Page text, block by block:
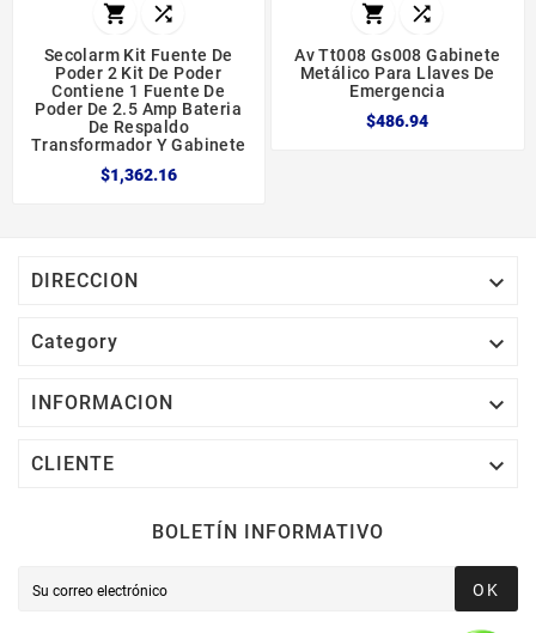
 
Secolarm Kit Fuente De
Poder 2 Kit De Poder
Contiene 1 Fuente De
Poder De 2.5 Amp Bateria
De Respaldo
Transformador Y Gabinete
$1,362.16
 
Av Tt008 Gs008 Gabinete
Metálico Para Llaves De
Emergencia
$486.94
DIRECCION 
Category 
INFORMACION 
CLIENTE 
BOLETÍN INFORMATIVO
OK